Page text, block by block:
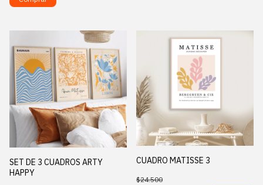
SET DE 3 CUADROS ARTY
HAPPY
CUADRO MATISSE 3
$24.500